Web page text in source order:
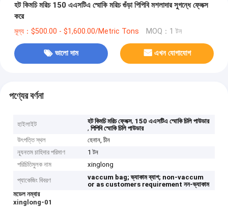
হট কিমচি মরিচ 150 এএসটিএ স্মোকি মরিচ গুঁড়া পিপিবি মশলাদার সুগন্ধে ফ্লেক্স
করে
মূল্য：$500.00 - $1,600.00/Metric Tons MOQ：1 টন
ভালো দাম এখন যোগাযোগ
পণ্যের বর্ণনা
হাইলাইট হট কিমচি মরিচ ফ্লেক্স, 150 এএসটিএ স্মোকি চিলি পাউডার
,পিপিবি স্মোকি চিলি পাউডার
উৎপত্তি স্থল
হেনান, চীন
ন্যূনতম চাহিদার পরিমাণ
1 টন
পরিচিতিমুলক নাম
xinglong
প্যাকেজিং বিবরণ vaccum bag; ভ্যাকাম ব্যাগ; non-vaccum
or as customers requirement নন-ভ্যাকাম
মডেল নম্বার
xinglong-01